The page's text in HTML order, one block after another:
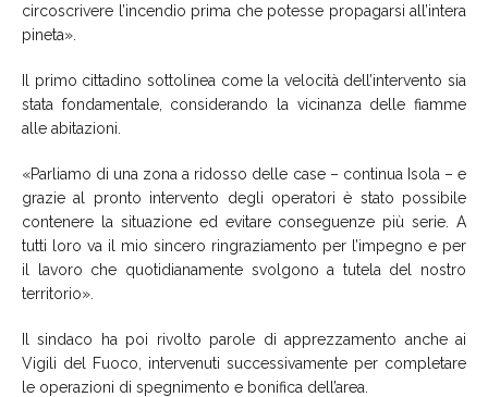
circoscrivere l’incendio prima che potesse propagarsi all’intera
pineta».
Il primo cittadino sottolinea come la velocità dell’intervento sia
stata fondamentale, considerando la vicinanza delle fiamme
alle abitazioni.
«Parliamo di una zona a ridosso delle case – continua Isola – e
grazie al pronto intervento degli operatori è stato possibile
contenere la situazione ed evitare conseguenze più serie. A
tutti loro va il mio sincero ringraziamento per l’impegno e per
il lavoro che quotidianamente svolgono a tutela del nostro
territorio».
Il sindaco ha poi rivolto parole di apprezzamento anche ai
Vigili del Fuoco, intervenuti successivamente per completare
le operazioni di spegnimento e bonifica dell’area.